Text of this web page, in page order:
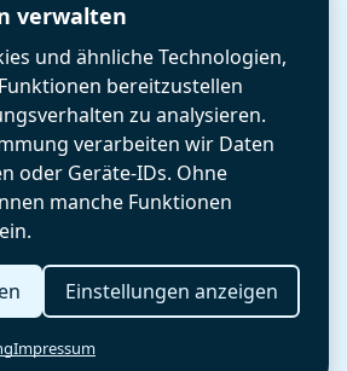
07:00 - 15:00 Uhr
Uhr
verwalten
und ähnliche Technologien,
bereitzustellen
zu analysieren.
verarbeiten wir Daten
oder Geräte-IDs. Ohne
manche Funktionen
Einstellungen anzeigen
Impressum